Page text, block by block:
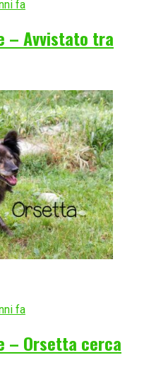
fa
– Avvistato tra
fa
– Orsetta cerca